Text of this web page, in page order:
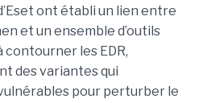
ont établi un lien entre
et un ensemble d’outils
les EDR,
des variantes qui
pour perturber le